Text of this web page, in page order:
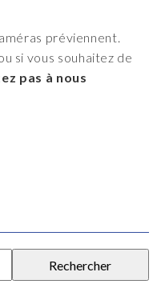
préviennent.
si vous souhaitez de
pas à nous